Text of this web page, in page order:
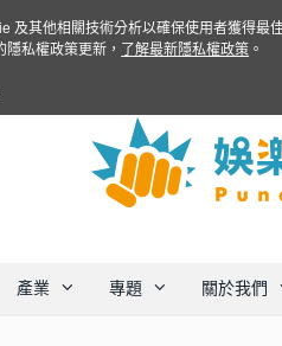
產業 專題 關於我們
及其他相關技術分析以確保使用者獲得最
私權政策更新，
了解最新隱私權政策 。